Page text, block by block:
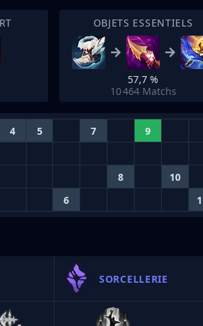
OBJETS ESSENTIELS
57,7 %
10 464 Matchs
4 5 7 9
8 10
6
SORCELLERIE